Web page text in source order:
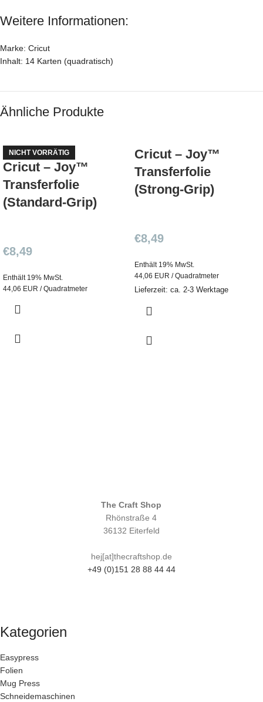
Weitere Informationen:
Marke: Cricut
Inhalt: 14 Karten (quadratisch)
Ähnliche Produkte
NICHT VORRÄTIG
Cricut – Joy™
Transferfolie
(Standard-Grip)
€8,49
Enthält 19% MwSt.
44,06 EUR / Quadratmeter
Cricut – Joy™
Transferfolie
(Strong-Grip)
€8,49
Enthält 19% MwSt.
44,06 EUR / Quadratmeter
Lieferzeit: ca. 2-3 Werktage
The Craft Shop
Rhönstraße 4
36132 Eiterfeld
hej[at]thecraftshop.de
+49 (0)151 28 88 44 44
Kategorien
Easypress
Folien
Mug Press
Schneidemaschinen